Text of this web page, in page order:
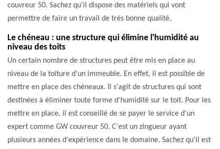
couvreur 50. Sachez qu'il dispose des matériels qui vont
permettre de faire un travail de très bonne qualité.
Le chéneau : une structure qui élimine l'humidité au
niveau des toits
Un certain nombre de structures peut être mis en place au
niveau de la toiture d'un immeuble. En effet, il est possible de
mettre en place des chéneaux. Il s'agit de structures qui sont
destinées à éliminer toute forme d'humidité sur le toit. Pour les
mettre en place, il est conseillé de se payer le service d'un
expert comme GW couvreur 50. C'est un zingueur ayant
plusieurs années d'expérience dans le domaine. Sachez qu'il est